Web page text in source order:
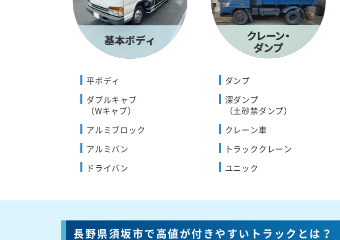
平ボディ
ダブルキャブ
（Wキャブ）
アルミブロック
アルミバン
ドライバン
ダンプ
深ダンプ
（土砂禁ダンプ）
クレーン車
トラッククレーン
ユニック
長野県須坂市で高値が付きやすいトラックとは？